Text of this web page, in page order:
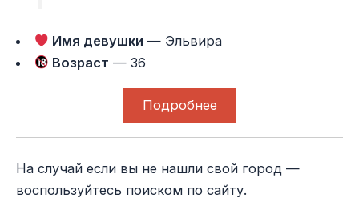
Имя девушки — Эльвира
Возраст — 36
Подробнее
На случай если вы не нашли свой город —
воспользуйтесь поиском по сайту.